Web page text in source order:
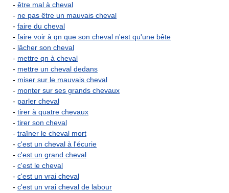
- être mal à cheval
- ne pas être un mauvais cheval
- faire du cheval
- faire voir à qn que son cheval n'est qu'une bête
- lâcher son cheval
- mettre qn à cheval
- mettre un cheval dedans
- miser sur le mauvais cheval
- monter sur ses grands chevaux
- parler cheval
- tirer à quatre chevaux
- tirer son cheval
- traîner le cheval mort
- c'est un cheval à l'écurie
- c'est un grand cheval
- c'est le cheval
- c'est un vrai cheval
- c'est un vrai cheval de labour